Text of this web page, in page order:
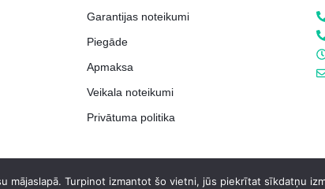
Garantijas noteikumi
Piegāde
Apmaksa
Veikala noteikumi
Privātuma politika
mājaslapā. Turpinot izmantot šo vietni, jūs piekrītat sīkdatņu